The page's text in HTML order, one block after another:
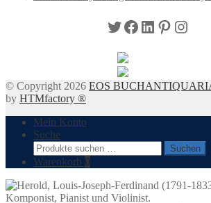
Twitter
Facebook
LinkedIn
Pinterest
© Copyright 2026 EOS
by HTMfactory ®
Mein Konto
Suche
Suchen
nach:
Suchen
Warenkorb 0